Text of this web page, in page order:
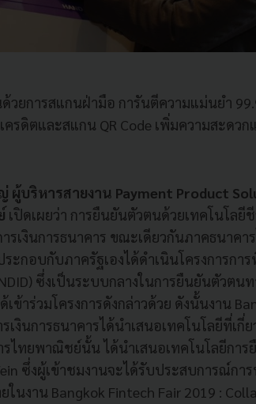
ยการสแกนฝ่ามือ การันตีความแม่นยำ
รดิตและสแกน QR Code เพิ่มความสะดว
บริหารสายงาน Payment Product
เปิดเผยว่า การยืนยันตัวตนด้วยเทคโนโลยี
รเงินการธนาคาร ขณะเดียวกันภาคธนาคา
ะกอบกับภาครัฐเองได้ดำเนินโครงการกา
ซึ่งเป็นระบบกลางในการยืนยันตัวตน
ข้าร่วมโครงการดังกล่าวด้วย ดังนั้นงาน
เงินการธนาคารได้นำเสนอเทคโนโลยีที่เกี่
ไทยพาณิชย์นั้น ได้นำเสนอเทคโนโลยีกา
ซึ่งผู้เข้าชมงานจะได้รับประสบการณ์กา
นงาน Bangkok Fintech Fair 2019 :